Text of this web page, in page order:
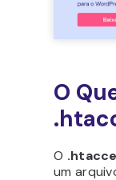
O
O
um